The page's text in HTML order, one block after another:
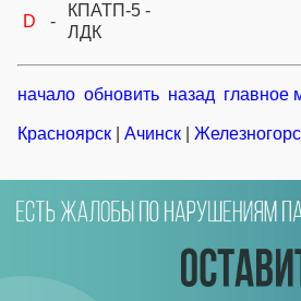
D -
КПАТП-5 -
ЛДК
начало обновить назад главное
Красноярск Ачинск